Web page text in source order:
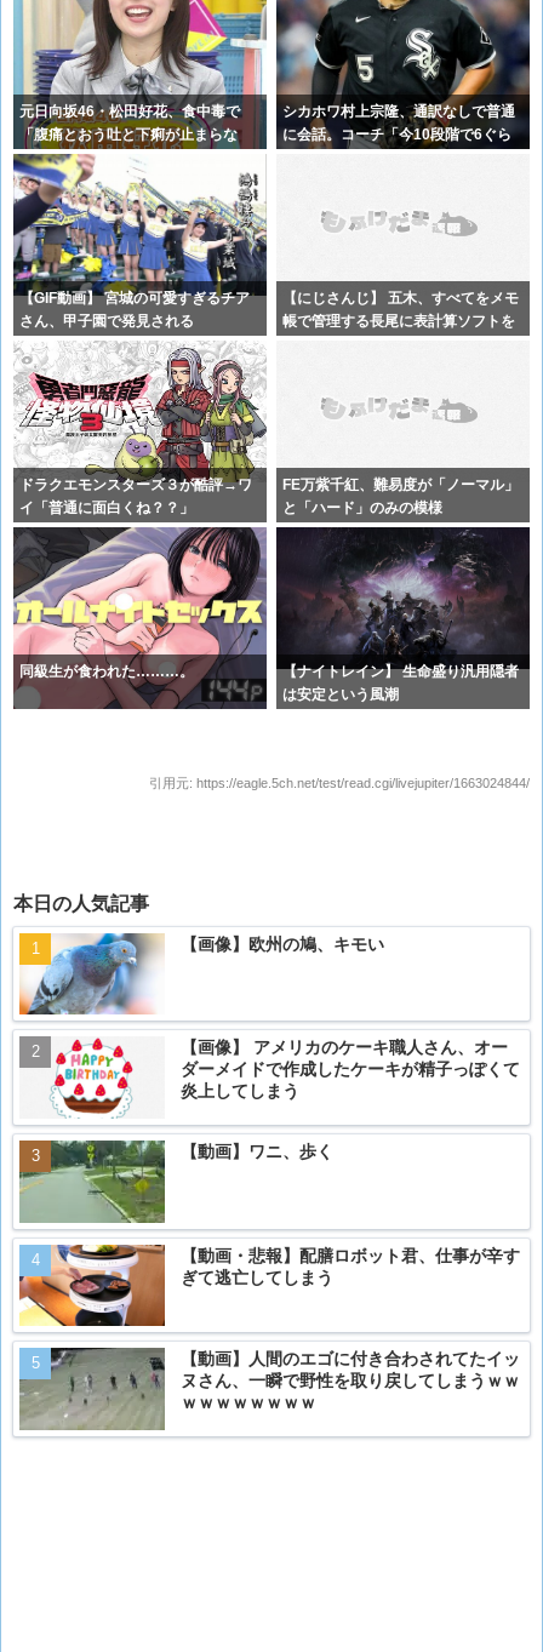
元日向坂46・松田好花、食中毒で
「腹痛とおう吐と下痢が止まらな
い」原因は
シカホワ村上宗隆、通訳なしで普通
に会話。コーチ「今10段階で6ぐら
【GIF動画】 宮城の可愛すぎるチア
さん、甲子園で発見される
【にじさんじ】 五木、すべてをメモ
帳で管理する長尾に表計算ソフトを
ドラクエモンスターズ３が酷評→ワ
イ「普通に面白くね？？」
FE万紫千紅、難易度が「ノーマル」
と「ハード」のみの模様
同級生が食われた………。
【ナイトレイン】 生命盛り汎用隠者
は安定という風潮
引用元: https://eagle.5ch.net/test/read.cgi/livejupiter/1663024844/
本日の人気記事
【画像】欧州の鳩、キモい
【画像】 アメリカのケーキ職人さん、オー
ダーメイドで作成したケーキが精子っぽくて
炎上してしまう
【動画】ワニ、歩く
【動画・悲報】配膳ロボット君、仕事が辛す
ぎて逃亡してしまう
【動画】人間のエゴに付き合わされてたイッ
ヌさん、一瞬で野性を取り戻してしまうｗｗ
ｗｗｗｗｗｗｗｗ